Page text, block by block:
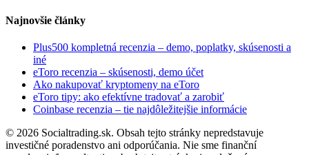
Najnovšie články
Plus500 kompletná recenzia – demo, poplatky, skúsenosti a
iné
eToro recenzia – skúsenosti, demo účet
Ako nakupovať kryptomeny na eToro
eToro tipy: ako efektívne tradovať a zarobiť
Coinbase recenzia – tie najdôležitejšie informácie
© 2026 Socialtrading.sk. Obsah tejto stránky nepredstavuje
investičné poradenstvo ani odporúčania. Nie sme finanční